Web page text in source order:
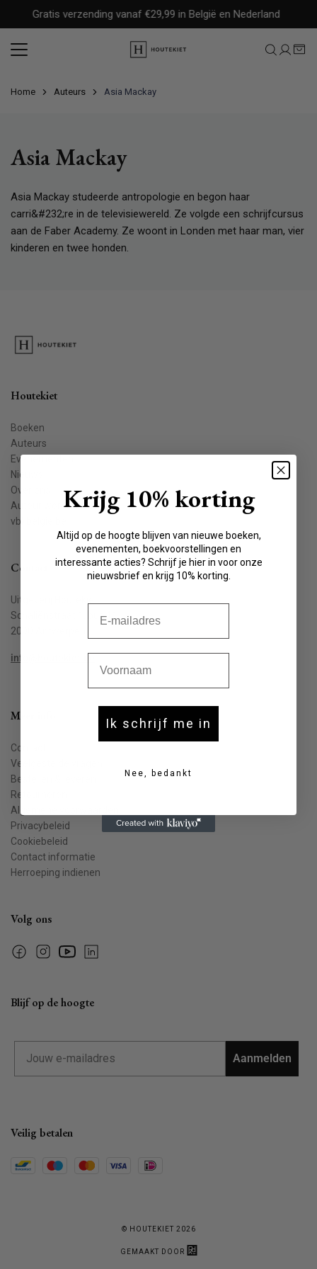
content
Gratis verzending vanaf €29,99 in België en Nederland
Home Auteurs Asia Mackay
Asia Mackay
Asia Mackay studeerde antropologie en begon haar
carri&#232;re in de televisiewereld. Ze volgde een schrijfcursus
aan de Faber Academy. Ze woont in Londen met haar man, vier
kinderen en twee honden.
Houtekiet
Boeken
Auteurs
Evenementen
Nieuws
Over ons
Auteur worden
vbkbelgie.be
Contact
Uitgeverij Houtekiet
Schaliënstraat 1, bus 11
2000 Antwerpen
info@houtekiet.be
Meer info
Contact
Veelgestelde vragen
Bestellen & leveren
Retourneren
Algemene voorwaarden
Privacybeleid
Cookiebeleid
Contact informatie
Herroeping indienen
Volg ons
FacebookInstagramYouTubeLinkedin
Blijf op de hoogte
Aanmelden
Veilig betalen
© HOUTEKIET 2026
GEMAAKT DOOR
Krijg 10% korting
Altijd op de hoogte blijven van nieuwe boeken,
evenementen, boekvoorstellingen en
interessante acties? Schrijf je hier in voor onze
nieuwsbrief en krijg 10% korting.
Ik schrijf me in
Nee, bedankt